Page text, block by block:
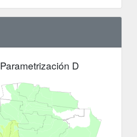
Parametrización D